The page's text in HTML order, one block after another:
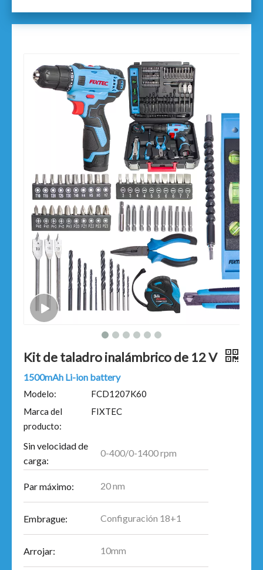
Kit de taladro inalámbrico de 12 V
1500mAh Li-ion battery
Modelo:
FCD1207K60
Marca del
producto:
FIXTEC
Sin velocidad de
carga:
0-400/0-1400 rpm
Par máximo: 20 nm
Embrague: Configuración 18+1
Arrojar: 10mm